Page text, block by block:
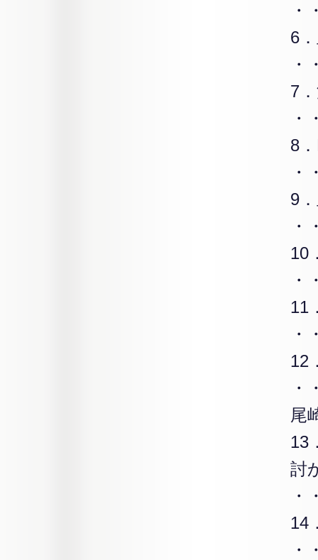
6
7
8
9
10
11
12
尾
13
討
14